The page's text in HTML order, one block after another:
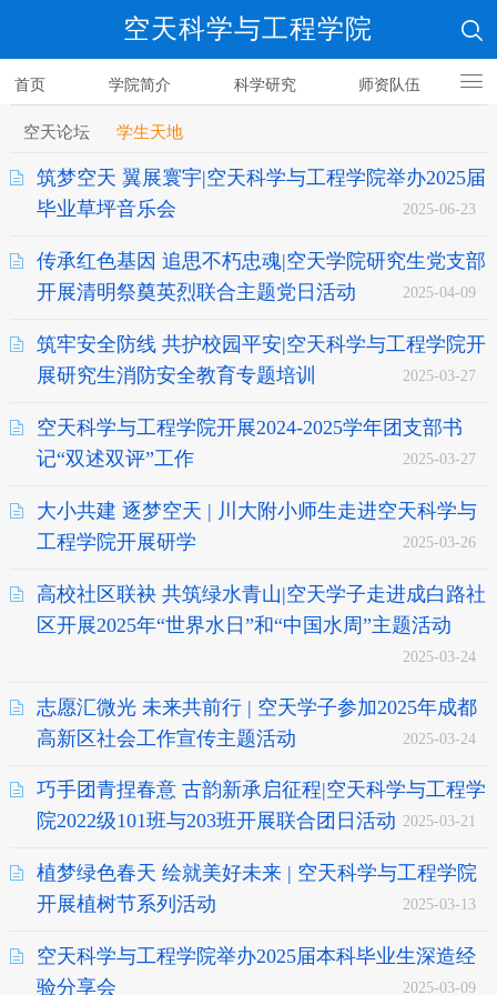
空天科学与工程学院
首页 学院简介 科学研究 师资队伍
人才培养
空天论坛 学生天地
筑梦空天 翼展寰宇|空天科学与工程学院举办2025届
毕业草坪音乐会
2025-06-23
传承红色基因 追思不朽忠魂|空天学院研究生党支部
开展清明祭奠英烈联合主题党日活动
2025-04-09
筑牢安全防线 共护校园平安|空天科学与工程学院开
展研究生消防安全教育专题培训
2025-03-27
空天科学与工程学院开展2024-2025学年团支部书
记“双述双评”工作
2025-03-27
大小共建 逐梦空天 | 川大附小师生走进空天科学与
工程学院开展研学
2025-03-26
高校社区联袂 共筑绿水青山|空天学子走进成白路社
区开展2025年“世界水日”和“中国水周”主题活动
2025-03-24
志愿汇微光 未来共前行 | 空天学子参加2025年成都
高新区社会工作宣传主题活动
2025-03-24
巧手团青捏春意 古韵新承启征程|空天科学与工程学
院2022级101班与203班开展联合团日活动 2025-03-21
植梦绿色春天 绘就美好未来 | 空天科学与工程学院
开展植树节系列活动
2025-03-13
空天科学与工程学院举办2025届本科毕业生深造经
验分享会
2025-03-09